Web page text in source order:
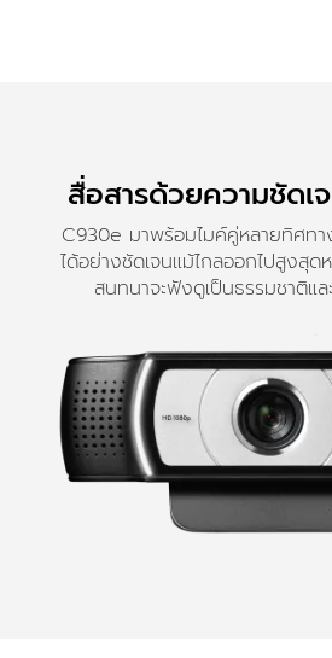
สื่อสารด้วยความชัดเ
C930e มาพร้อมไมค์คู่หลายทิศทา
ได้อย่างชัดเจนแม้ไกลออกไปสูงสุ
สนทนาจะฟังดูเป็นธรรมชาติแล